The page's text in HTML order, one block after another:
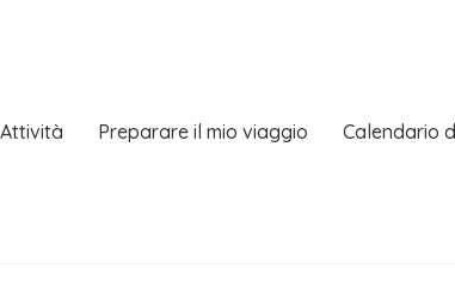
Attività Preparare il mio viaggio Calendario